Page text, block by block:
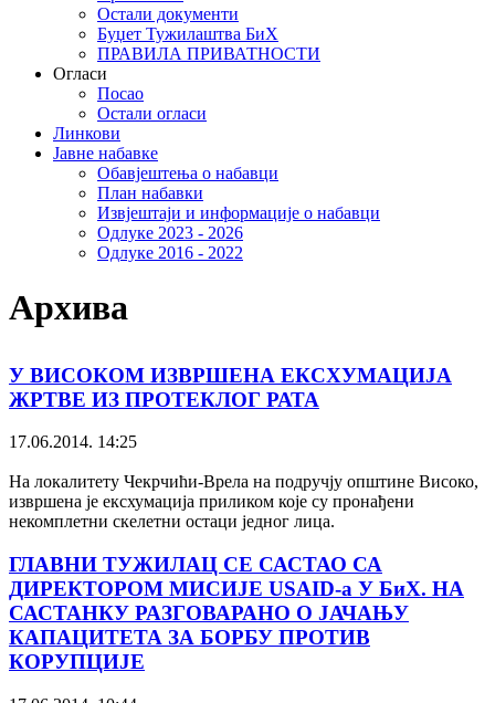
Остали документи
Буџет Тужилаштва БиХ
ПРАВИЛА ПРИВАТНОСТИ
Огласи
Посао
Остали огласи
Линкови
Јавне набавке
Обавјештења о набавци
План набавки
Извјештаји и информације о набавци
Одлуке 2023 - 2026
Одлуке 2016 - 2022
Архива
У ВИСОКОМ ИЗВРШЕНА ЕКСХУМАЦИЈА
ЖРТВЕ ИЗ ПРОТЕКЛОГ РАТА
17.06.2014. 14:25
На локалитету Чекрчићи-Врела на подручју општине Високо,
извршена је ексхумација приликом које су пронађени
некомплетни скелетни остаци једног лица.
ГЛАВНИ ТУЖИЛАЦ СЕ САСТАО СА
ДИРЕКТОРОМ МИСИЈЕ USAID-а У БиХ. НА
САСТАНКУ РАЗГОВАРАНО О ЈАЧАЊУ
КАПАЦИТЕТА ЗА БОРБУ ПРОТИВ
КОРУПЦИЈЕ